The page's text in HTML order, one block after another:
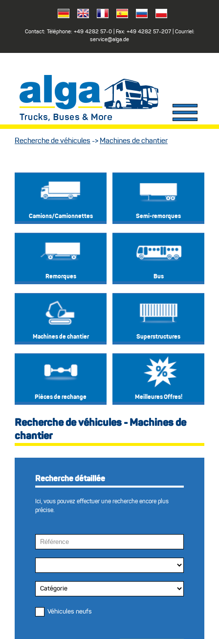
Contact: Téléphone: +49 4282 57-0| Fax: +49 4282 57-207| Courriel:
service@alga.de
Recherche de véhicules -> Machines de chantier
Camions/Camionnettes Semi-remorques
Remorques Bus
Machines de chantier Superstructures
Pièces de rechange Meilleures Offres!
Recherche de véhicules - Machines de
chantier
Recherche détaillée
Ici, vous pouvez effectuer une recherche encore plus
précise.
Véhicules neufs